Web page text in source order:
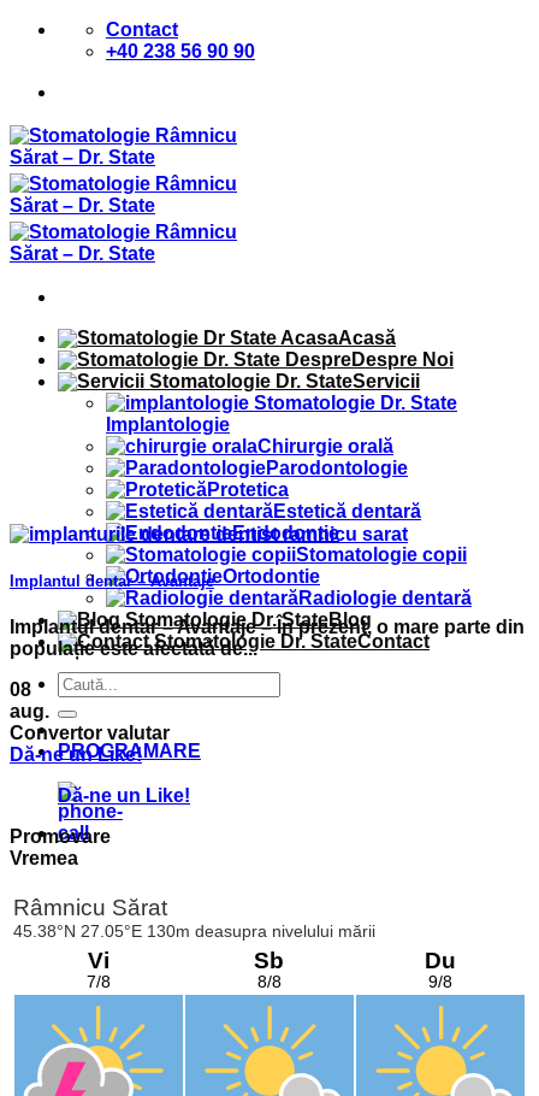
Sari
Contact
+40 238 56 90 90
Acasă
Despre Noi
Servicii
Implantologie
Chirurgie orală
Parodontologie
Protetica
Estetică dentară
Endodontie
Stomatologie copii
Ortodontie
Radiologie dentară
Blog
Contact
PROGRAMARE
Implantul dentar – Avantaje
Implantul dentar – Avantaje – În prezent, o mare parte din
populație este afectată de...
08
aug.
Convertor valutar
Dă-ne un Like!
Dă-ne un Like!
Promovare
Vremea